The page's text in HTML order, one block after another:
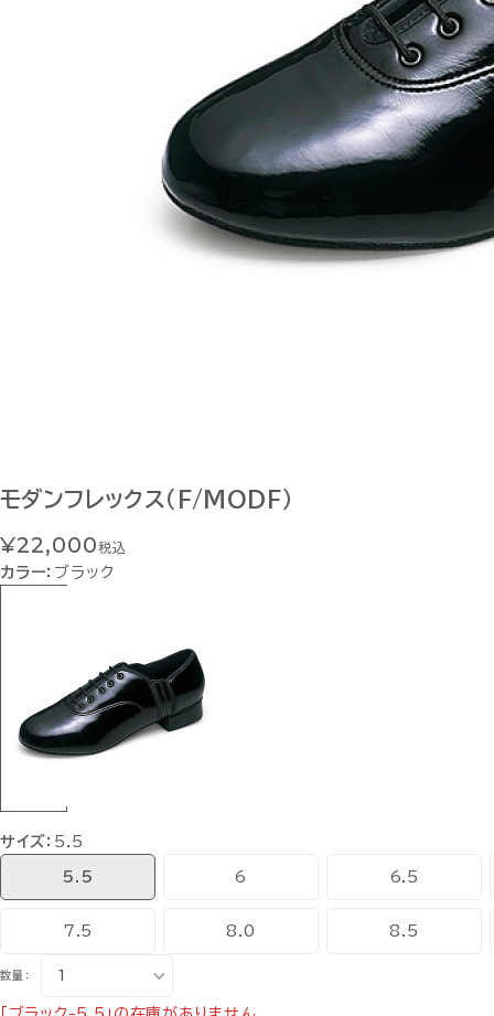
モダンフレックス（F/MODF）
¥22,000税込
カラー： ブラック
サイズ： 5.5
5.5 6 6.5
7.5 8.0 8.5
数量：